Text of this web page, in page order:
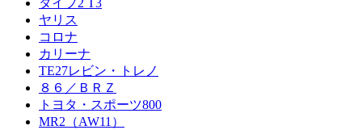
ヤリス
コロナ
カリーナ
TE27レビン・トレノ
８６／ＢＲＺ
トヨタ・スポーツ800
MR2（AW11）